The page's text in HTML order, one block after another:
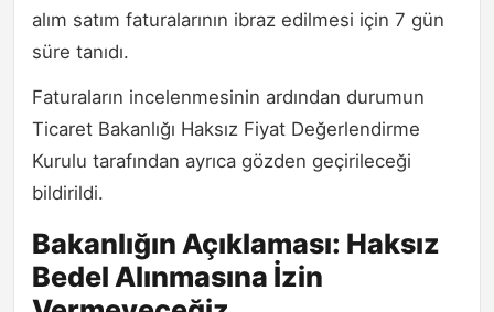
alım satım faturalarının ibraz edilmesi için 7 gün
süre tanıdı.
Faturaların incelenmesinin ardından durumun
Ticaret Bakanlığı Haksız Fiyat Değerlendirme
Kurulu tarafından ayrıca gözden geçirileceği
bildirildi.
Bakanlığın Açıklaması: Haksız
Bedel Alınmasına İzin